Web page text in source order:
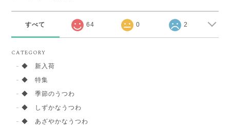
すべて 64 0 2
CATEGORY
◆ 新入荷
◆ 特集
◆ 季節のうつわ
◆ しずかなうつわ
◆ あざやかなうつわ